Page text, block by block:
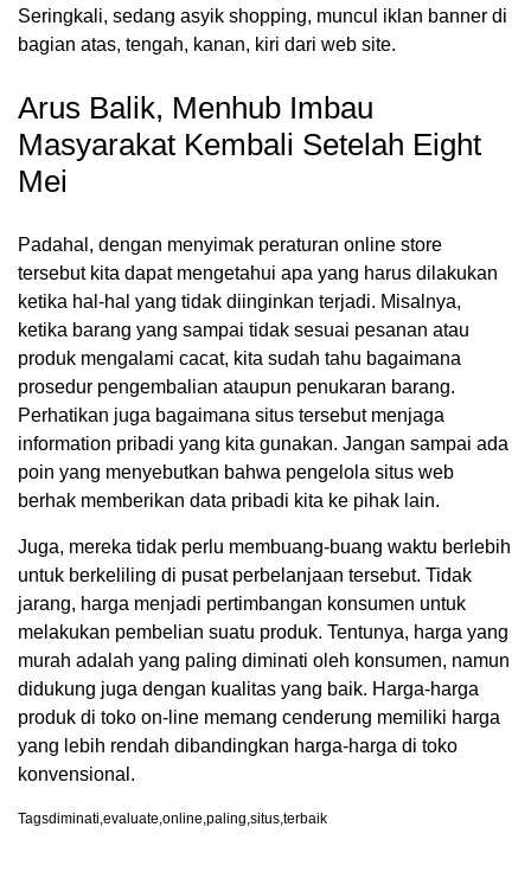
Seringkali, sedang asyik shopping, muncul iklan banner di
bagian atas, tengah, kanan, kiri dari web site.
Arus Balik, Menhub Imbau
Masyarakat Kembali Setelah Eight
Mei
Padahal, dengan menyimak peraturan online store
tersebut kita dapat mengetahui apa yang harus dilakukan
ketika hal-hal yang tidak diinginkan terjadi. Misalnya,
ketika barang yang sampai tidak sesuai pesanan atau
produk mengalami cacat, kita sudah tahu bagaimana
prosedur pengembalian ataupun penukaran barang.
Perhatikan juga bagaimana situs tersebut menjaga
information pribadi yang kita gunakan. Jangan sampai ada
poin yang menyebutkan bahwa pengelola situs web
berhak memberikan data pribadi kita ke pihak lain.
Juga, mereka tidak perlu membuang-buang waktu berlebih
untuk berkeliling di pusat perbelanjaan tersebut. Tidak
jarang, harga menjadi pertimbangan konsumen untuk
melakukan pembelian suatu produk. Tentunya, harga yang
murah adalah yang paling diminati oleh konsumen, namun
didukung juga dengan kualitas yang baik. Harga-harga
produk di toko on-line memang cenderung memiliki harga
yang lebih rendah dibandingkan harga-harga di toko
konvensional.
Tagsdiminati,evaluate,online,paling,situs,terbaik